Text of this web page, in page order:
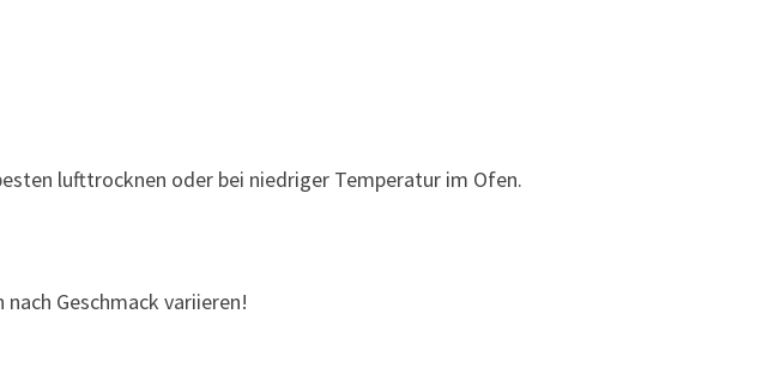
lufttrocknen oder bei niedriger Temperatur im Ofen.
Geschmack variieren!